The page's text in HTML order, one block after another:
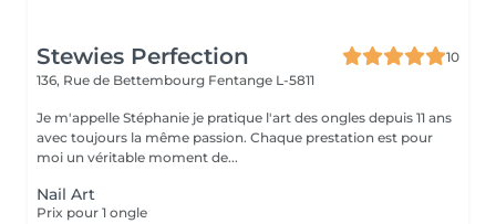
Stewies Perfection
10
136, Rue de Bettembourg Fentange L-5811
Je m'appelle Stéphanie je pratique l'art des ongles depuis 11 ans
avec toujours la même passion. Chaque prestation est pour
moi un véritable moment de...
Nail Art
Prix pour 1 ongle